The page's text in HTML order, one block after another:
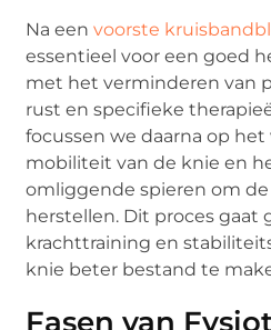
Na eenvoorste
essentieel voor een goed
met het verminderen van
rust en specifieke
focussen we daarna op
mobiliteit van de knie en
omliggende spieren om
herstellen. Dit proces gaat
krachttraining en
knie beter bestand te
Fasen van